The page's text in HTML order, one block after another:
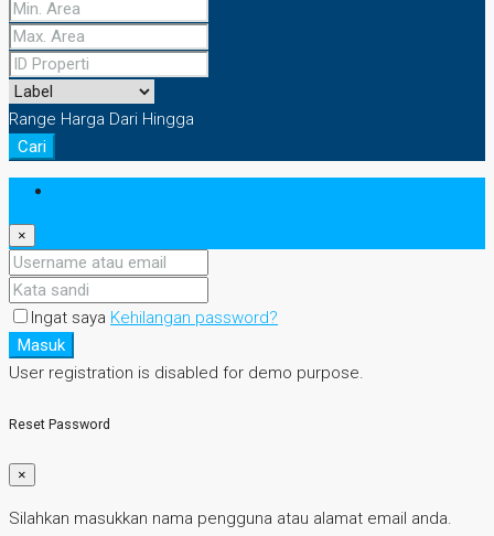
Range Harga Dari Hingga
Cari
×
Ingat saya Kehilangan password?
Masuk
User registration is disabled for demo purpose.
Reset Password
×
Silahkan masukkan nama pengguna atau alamat email anda.